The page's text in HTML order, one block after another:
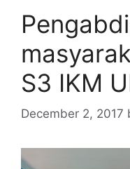
S3 IKM
December 2, 2017